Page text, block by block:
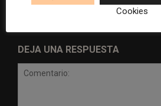
DEJA UNA RESPUESTA
Cookies